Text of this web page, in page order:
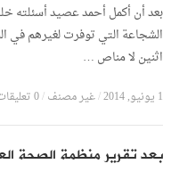
بعد أن أكمل أحمد عصيد أسئلته
الشجاعة التي توفرت لغيرهم في
اثنين لا مناص …
1 يونيو, 2014 /غير مصنف/0 تعليقات
بعد تقرير منظمة الصحة